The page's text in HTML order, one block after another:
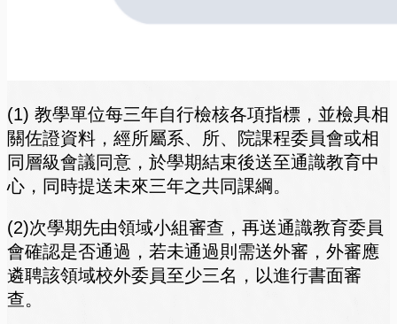
(1) 教學單位每三年自行檢核各項指標，並檢具相
關佐證資料，經所屬系、所、院課程委員會或相
同層級會議同意，於學期結束後送至通識教育中
心，同時提送未來三年之共同課綱。
(2)次學期先由領域小組審查，再送通識教育委員
會確認是否通過，若未通過則需送外審，外審應
遴聘該領域校外委員至少三名，以進行書面審
查。